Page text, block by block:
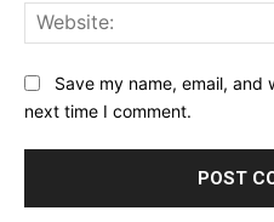
Save my name, email,
next time I comment.